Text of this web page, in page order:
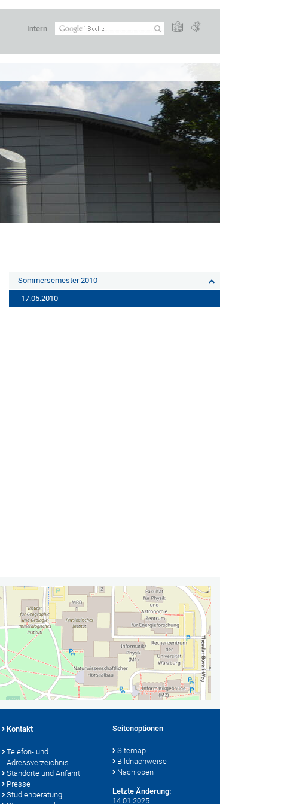
Intern
Sommersemester 2010
17.05.2010
Kontakt
Telefon- und
Adressverzeichnis
Standorte und Anfahrt
Presse
Studienberatung
Seitenoptionen
Sitemap
Bildnachweise
Nach oben
Letzte Änderung:
14.01.2025